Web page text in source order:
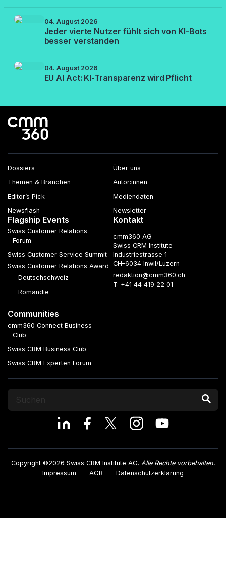
04. August 2026
Jeder vierte Nutzer fühlt sich von KI-Bots
besser verstanden
04. August 2026
EU AI Act: KI-Transparenz wird Pflicht
Dossiers
Themen & Branchen
Editor’s Pick
Newsflash
Über uns
Autor:innen
Mediendaten
Newsletter
Flagship Events
Swiss Customer Relations
Forum
Swiss Customer Service Summit
Swiss Customer Relations Award
Deutschschweiz
Romandie
Communities
cmm360 Connect Business
Club
Swiss CRM Business Club
Swiss CRM Experten Forum
Kontakt
cmm360 AG
Swiss CRM Institute
Industriestrasse 1
CH–6034 Inwil/Luzern
redaktion@cmm360.ch
T: +41 44 419 22 01
Copyright ©2026 Swiss CRM Institute AG. Alle Rechte vorbehalten.
Impressum
AGB Datenschutzerklärung